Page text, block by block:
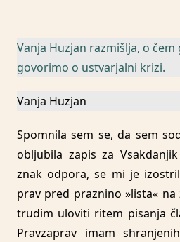
Vanja Huzjan razmišlja, o
govorimo o ustvarjalni krizi.
Vanja Huzjan
Spomnila sem se, da sem
obljubila zapis za
znak odpora, se mi je
prav pred praznino »lista« na
trudim uloviti ritem pisanja
Pravzaprav imam